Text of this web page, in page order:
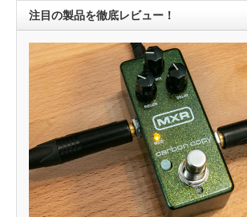
注目の製品を徹底レビュー！